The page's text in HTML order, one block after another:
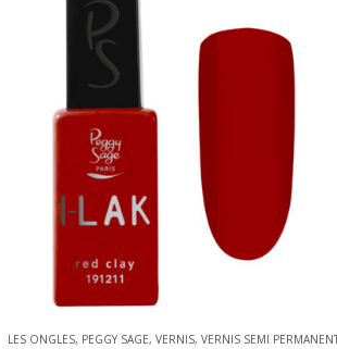
LES ONGLES, PEGGY SAGE, VERNIS, VERNIS SEMI